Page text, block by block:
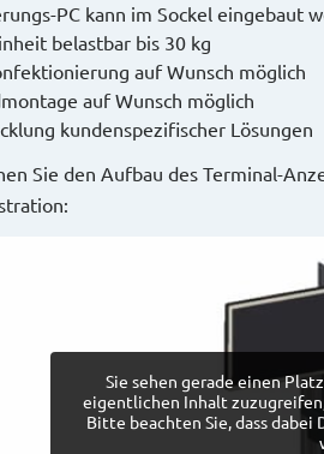
PC kann im Sockel eingebaut
belastbar bis 30 kg
auf Wunsch möglich
auf Wunsch möglich
kundenspezifischer Lösungen
Sie den Aufbau des Terminal-
Sie sehen gerade einen
eigentlichen Inhalt
Bitte beachten Sie, dass